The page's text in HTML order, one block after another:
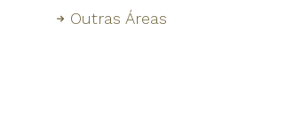
Outras Áreas